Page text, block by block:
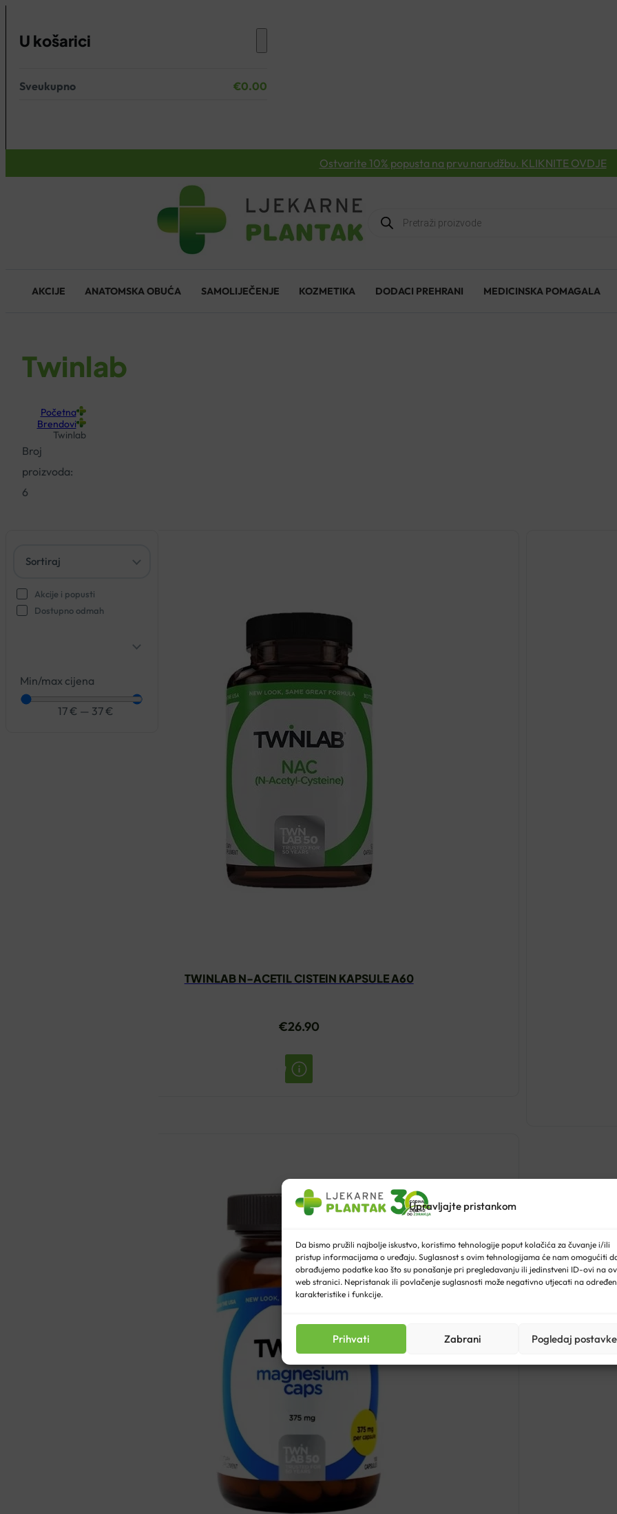
Upravljajte pristankom
Da bismo pružili najbolje iskustvo, koristimo tehnologije poput kolačića za čuvanje i/ili
pristup informacijama o uređaju. Suglasnost s ovim tehnologijama će nam omogućiti
obrađujemo podatke kao što su ponašanje pri pregledavanju ili jedinstveni ID-ovi na
web stranici. Nepristanak ili povlačenje suglasnosti može negativno utjecati na
karakteristike i funkcije.
Prihvati Zabrani Pogledaj postavke
U košarici
Nema proizvoda u košarici.
Sveukupno €0.00
Ostvarite 10% popusta na prvu narudžbu. KLIKNITE OVDJE
Products
search
AKCIJE ANATOMSKA OBUĆA SAMOLIJEČENJE KOZMETIKA DODACI PREHRANI MEDICINSKA POMAGALA
Twinlab
Početna
Brendovi
Twinlab
Broj
proizvoda:
6
Akcije i popusti
Dostupno odmah
Min/max cijena
17 € — 37 €
TWINLAB N-ACETIL CISTEIN KAPSULE A60
€26.90